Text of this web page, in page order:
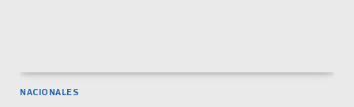
NACIONALES